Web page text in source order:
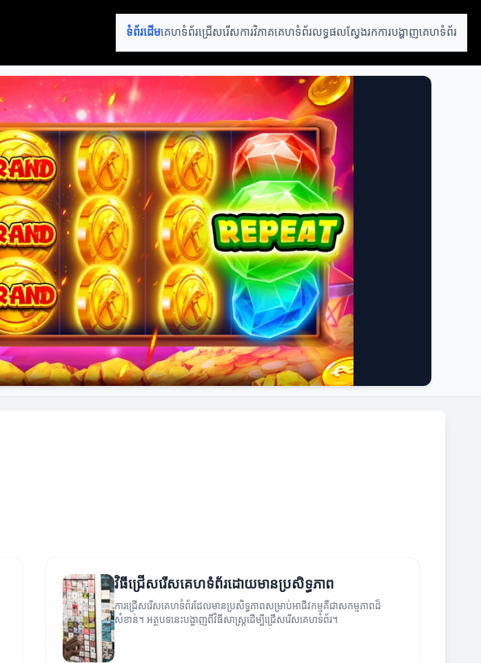
ទំព័រដើមគេហទំព័រជ្រើសរើសការវិភាគគេហទំព័រលទ្ធផលស្វែងរកការបង្ហាញគេហទំព័រ
វិធីជ្រើសរើសគេហទំព័រ​ដោយមានប្រសិទ្ធភាព
ការជ្រើសរើសគេហទំព័រដែលមានប្រសិទ្ធភាពសម្រាប់អាជីវកម្មគឺជាសកម្មភាពដ៏
សំខាន់។ អត្ថបទនេះបង្ហាញពីវិធីសាស្ត្រដើម្បីជ្រើសរើសគេហទំព័រ។